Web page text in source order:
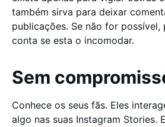
também sirva para deixar
publicações. Se não for possível,
conta se esta o incomodar.
Sem
Conhece os seus fãs. Eles
algo nas suas Instagram Stories.